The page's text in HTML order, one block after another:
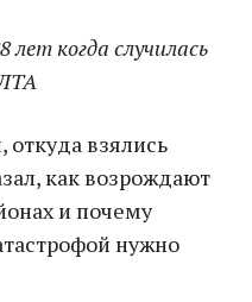
лет когда случилась
взялись
как возрождают
и почему
нужно